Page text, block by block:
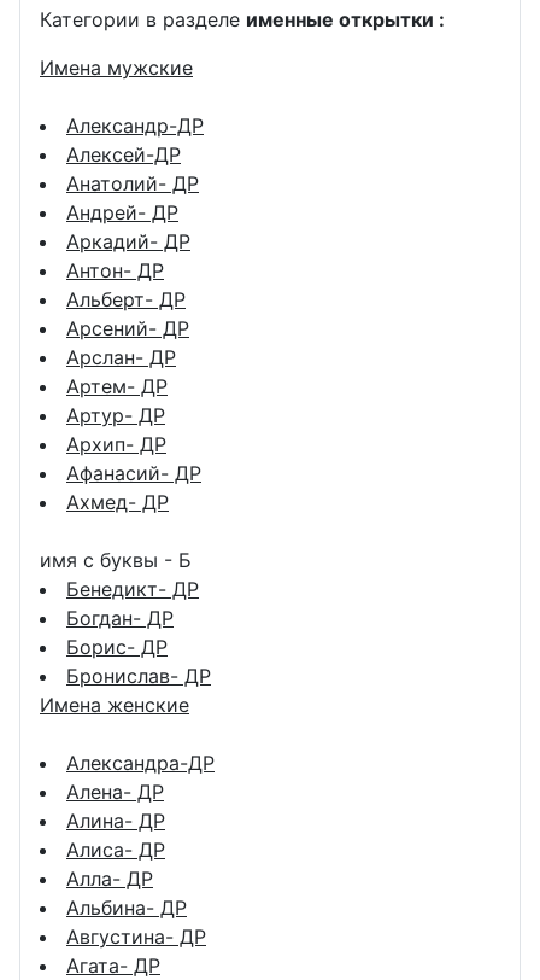
Категории в разделе именные открытки :
Имена мужские
Александр-ДР
Алексей-ДР
Анатолий- ДР
Андрей- ДР
Аркадий- ДР
Антон- ДР
Альберт- ДР
Арсений- ДР
Арслан- ДР
Артем- ДР
Артур- ДР
Архип- ДР
Афанасий- ДР
Ахмед- ДР
имя с буквы - Б
Бенедикт- ДР
Богдан- ДР
Борис- ДР
Бронислав- ДР
Имена женские
Александра-ДР
Алена- ДР
Алина- ДР
Алиса- ДР
Алла- ДР
Альбина- ДР
Августина- ДР
Агата- ДР